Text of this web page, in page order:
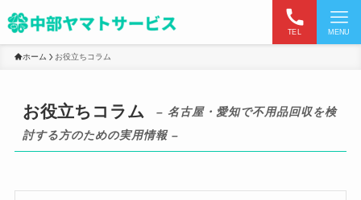
TEL MENU
ホーム お役立ちコラム
お役立ちコラム
– 名古屋・愛知で不用品回収を検
討する方のための実用情報 –